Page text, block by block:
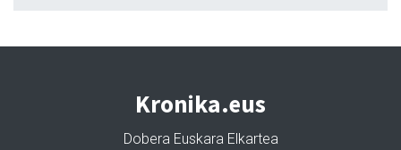
Kronika.eus
Dobera Euskara Elkartea